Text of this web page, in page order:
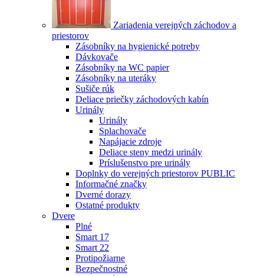
Zariadenia verejných záchodov a
priestorov
Zásobníky na hygienické potreby
Dávkovače
Zásobníky na WC papier
Zásobníky na uteráky
Sušiče rúk
Deliace priečky záchodových kabín
Urinály
Urinály
Splachovače
Napájacie zdroje
Deliace steny medzi urinály
Príslušenstvo pre urinály
Doplnky do verejných priestorov PUBLIC
Informačné značky
Dverné dorazy
Ostatné produkty
Dvere
Plné
Smart 17
Smart 22
Protipožiarne
Bezpečnostné